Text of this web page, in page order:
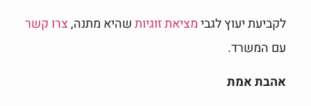
לקביעת יעוץ לגבימציאת זוגיותשהיא מתנה,צרו קשר
עם המשרד.
אהבת אמת